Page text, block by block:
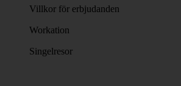
Villkor för erbjudanden
Workation
Singelresor